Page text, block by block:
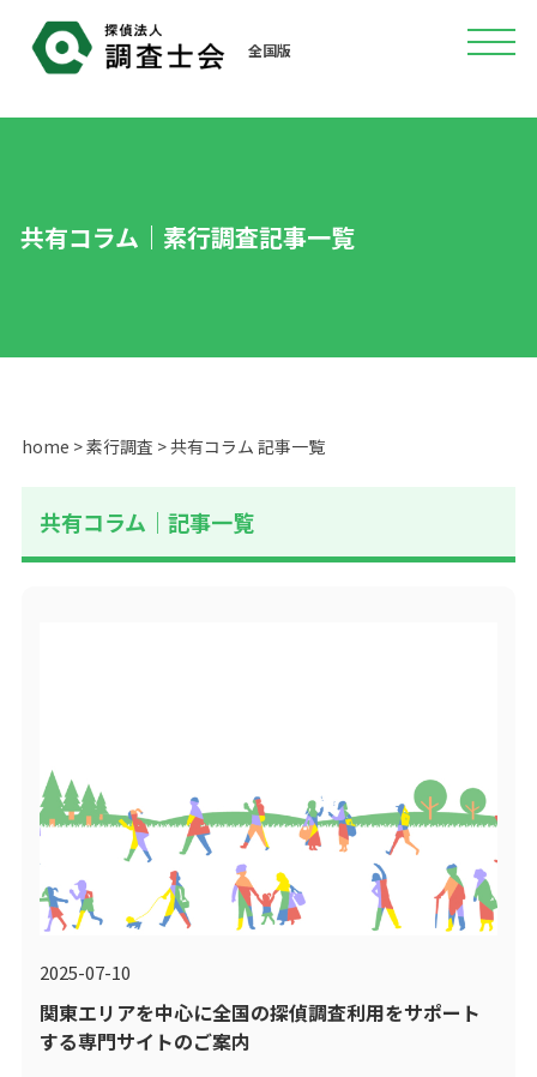
全国版
共有コラム｜素行調査記事一覧
home >素行調査 > 共有コラム 記事一覧
共有コラム｜記事一覧
2025-07-10
関東エリアを中心に全国の探偵調査利用をサポート
する専門サイトのご案内